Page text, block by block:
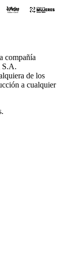
compañía
S.A.
de los
a cualquier